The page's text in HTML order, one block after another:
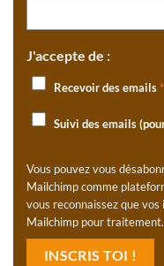
J'accepte de :
Recevoir des emails*
Suivi des emails
Vous pouvez vous
Mailchimp comme
vous reconnaissez que
Mailchimp pour traitement.